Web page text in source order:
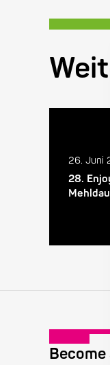
26. Juni
28.
Become